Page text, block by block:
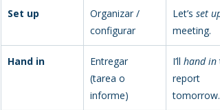
Set up
Organizar /
configurar
Let’s set up
meeting.
Hand in
Entregar
(tarea o
informe)
I’ll hand in
report
tomorrow.